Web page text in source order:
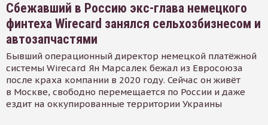
Сбежавший в Россию экс-глава немецкого
финтеха Wirecard занялся сельхозбизнесом и
автозапчастями
Бывший операционный директор немецкой платёжной
системы Wirecard Ян Марсалек бежал из Евросоюза
после краха компании в 2020 году. Сейчас он живёт
в Москве, свободно перемещается по России и даже
ездит на оккупированные территории Украины